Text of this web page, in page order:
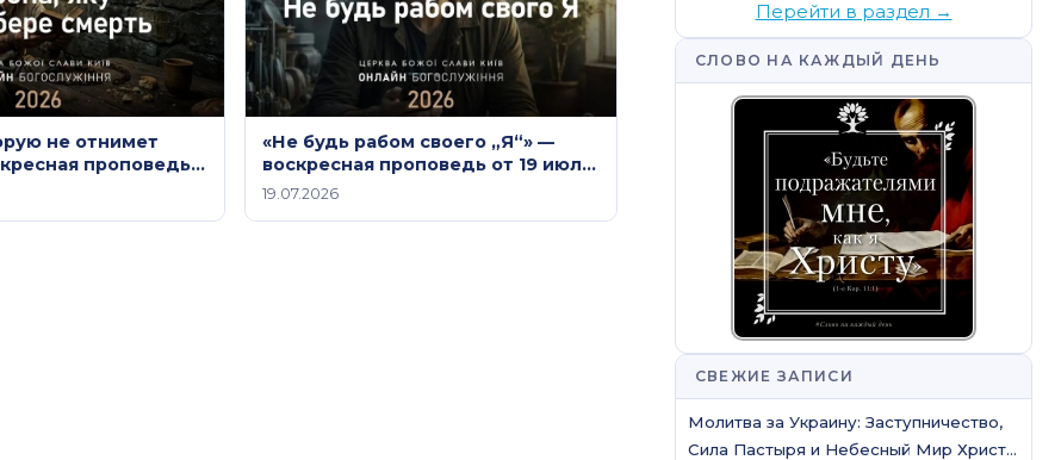
не отнимет
проповедь
года
«Не будь рабом своего „Я“» —
воскресная проповедь от 19 июля
2026 года
19.07.2026
Перейти в раздел →
СЛОВО НА КАЖДЫЙ ДЕНЬ
СВЕЖИЕ ЗАПИСИ
Молитва за Украину: Заступничество,
Сила Пастыря и Небесный Мир Христа